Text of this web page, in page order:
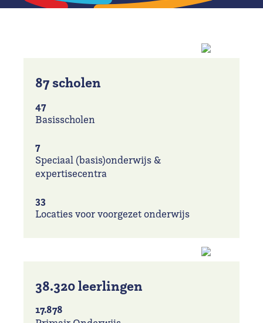
87 scholen
47
Basisscholen
7
Speciaal (basis)onderwijs &
expertisecentra
33
Locaties voor voorgezet onderwijs
38.320 leerlingen
17.878